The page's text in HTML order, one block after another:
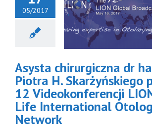
05/2017
chirurgiczna
n. med.
H.
2017 – Life
Network
Asysta chirurgiczna dr
Piotra H. Skarżyńskiego
12 Videokonferencji
Life International
Network